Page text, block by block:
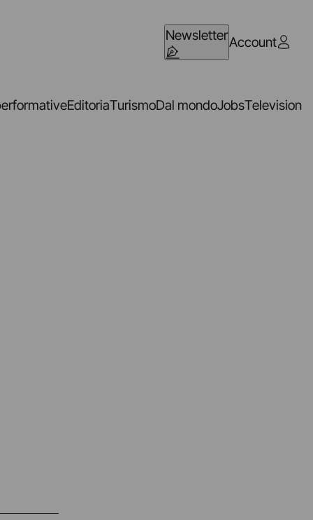
NewsletterAccount
EditoriaTurismoDal mondoJobsTelevision